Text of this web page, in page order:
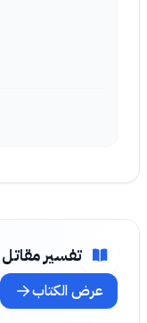
تفسير
عرض الكتاب